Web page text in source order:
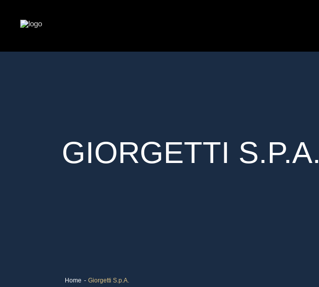
GIORGETTI S.P.A.
Home - Giorgetti S.p.A.